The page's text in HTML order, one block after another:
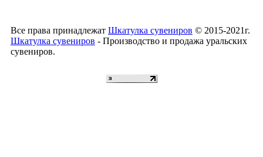
Все права принадлежат Шкатулка сувениров © 2015-2021г.
Шкатулка сувениров - Производство и продажа уральских
сувениров.